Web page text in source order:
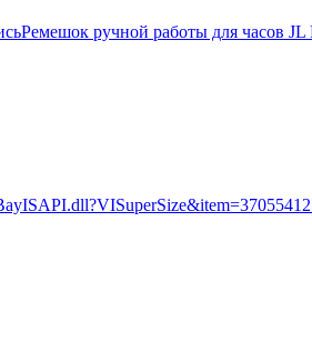
Ремешок ручной работы для часов